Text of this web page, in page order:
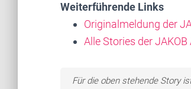
Weiterführende Links
Originalmeldung der
Alle Stories der
Für die oben stehende Story